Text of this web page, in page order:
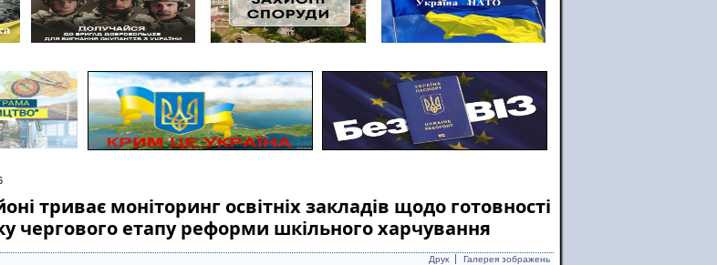
триває моніторинг освітніх закладів щодо готовності
чергового етапу реформи шкільного харчування
Друк Галерея зображень